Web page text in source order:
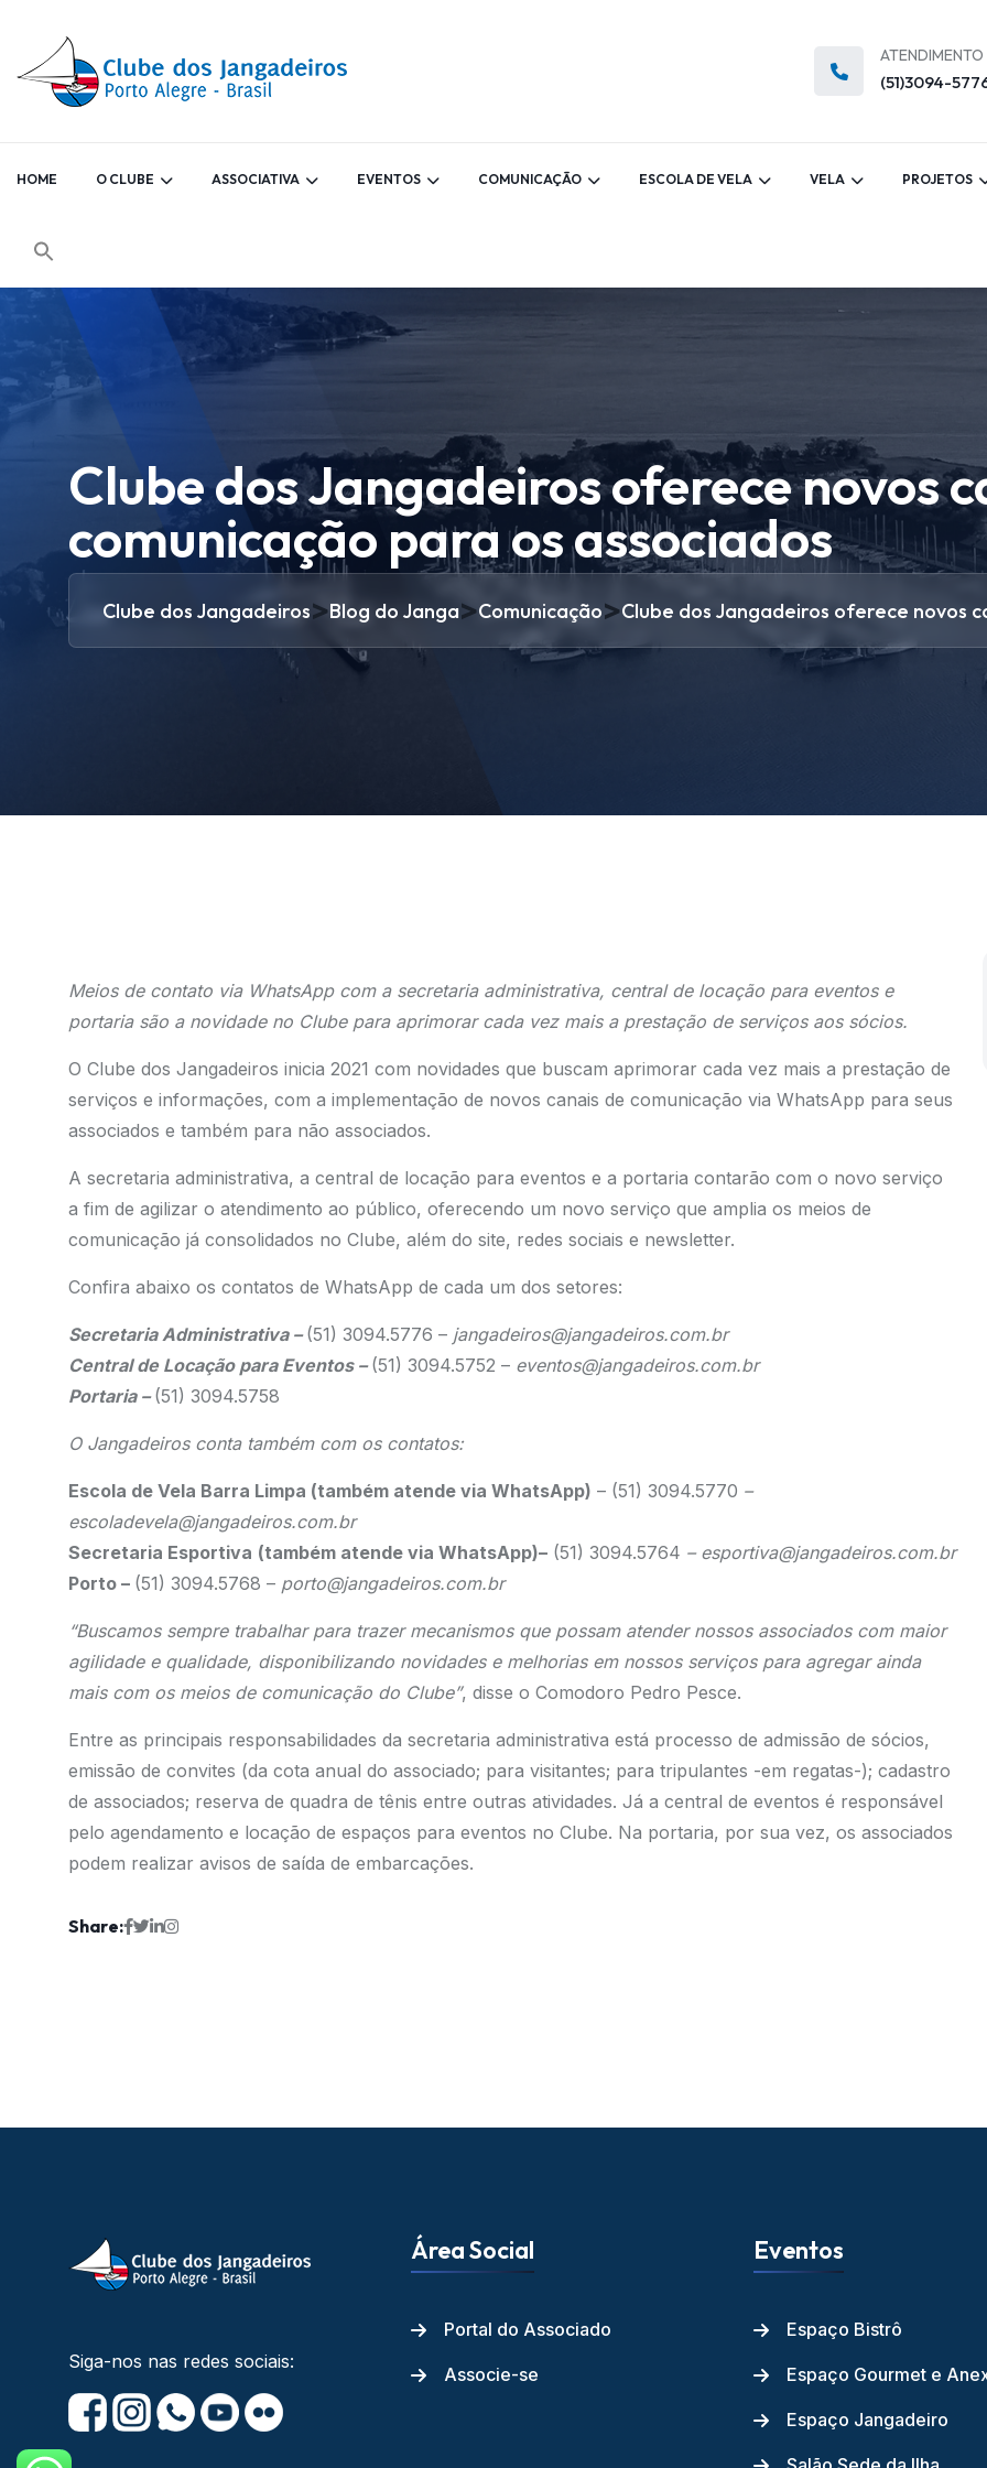
ATENDIMENTO
(51)3094-
HOME O CLUBE ASSOCIATIVA EVENTOS COMUNICAÇÃO ESCOLA DE VELA VELA PROJETOS
Clube dos Jangadeiros oferece novos
comunicação para os associados
Clube dos Jangadeiros>Blog do Janga>Comunicação>Clube dos Jangadeiros oferece novos
Meios de contato via WhatsApp com a secretaria administrativa, central de locação para eventos e
portaria são a novidade no Clube para aprimorar cada vez mais a prestação de serviços aos sócios.
O Clube dos Jangadeiros inicia 2021 com novidades que buscam aprimorar cada vez mais a prestação de
serviços e informações, com a implementação de novos canais de comunicação via WhatsApp para seus
associados e também para não associados.
A secretaria administrativa, a central de locação para eventos e a portaria contarão com o novo serviço
a fim de agilizar o atendimento ao público, oferecendo um novo serviço que amplia os meios de
comunicação já consolidados no Clube, além do site, redes sociais e newsletter.
Confira abaixo os contatos de WhatsApp de cada um dos setores:
Secretaria Administrativa –(51) 3094.5776 –jangadeiros@jangadeiros.com.br
Central de Locação para Eventos –(51) 3094.5752 – eventos@jangadeiros.com.br
Portaria –(51) 3094.5758
O Jangadeiros conta também com os contatos:
Escola de Vela Barra Limpa (também atende via WhatsApp) – (51) 3094.5770 –
escoladevela@jangadeiros.com.br
Secretaria Esportiva (também atende via WhatsApp)–(51) 3094.5764 – esportiva@jangadeiros.com.br
Porto – (51) 3094.5768 – porto@jangadeiros.com.br
“Buscamos sempre trabalhar para trazer mecanismos que possam atender nossos associados com maior
agilidade e qualidade, disponibilizando novidades e melhorias em nossos serviços para agregar ainda
mais com os meios de comunicação do Clube”, disse o Comodoro Pedro Pesce.
Entre as principais responsabilidades da secretaria administrativa está processo de admissão de sócios,
emissão de convites (da cota anual do associado; para visitantes; para tripulantes -em regatas-); cadastro
de associados; reserva de quadra de tênis entre outras atividades. Já a central de eventos é responsável
pelo agendamento e locação de espaços para eventos no Clube. Na portaria, por sua vez, os associados
podem realizar avisos de saída de embarcações.
Share:
Siga-nos nas redes sociais:
Área Social
Portal do Associado
Associe-se
Eventos
Espaço Bistrô
Espaço Gourmet e
Espaço Jangadeiro